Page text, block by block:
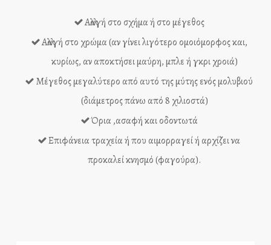
Αλλαγή στο σχήμα ή στο μέγεθος
Αλλαγή στο χρώμα (αν γίνει λιγότερο ομοιόμορφος και,
κυρίως, αν αποκτήσει μαύρη, μπλε ή γκρι χροιά)
Μέγεθος μεγαλύτερο από αυτό της μύτης ενός μολυβιού
(διάμετρος πάνω από 8 χιλιοστά)
Όρια ,ασαφή και οδοντωτά
Επιφάνεια τραχεία ή που αιμορραγεί ή αρχίζει να
προκαλεί κνησμό (φαγούρα).